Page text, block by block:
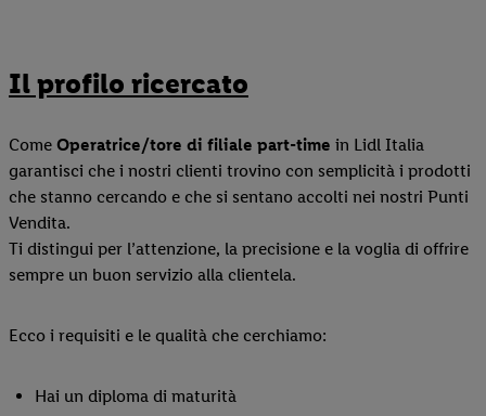
Il profilo ricercato
Come Operatrice/tore di filiale part-time in Lidl Italia
garantisci che i nostri clienti trovino con semplicità i prodotti
che stanno cercando e che si sentano accolti nei nostri Punti
Vendita.
Ti distingui per l’attenzione, la precisione e la voglia di offrire
sempre un buon servizio alla clientela.
Ecco i requisiti e le qualità che cerchiamo:
Hai un diploma di maturità